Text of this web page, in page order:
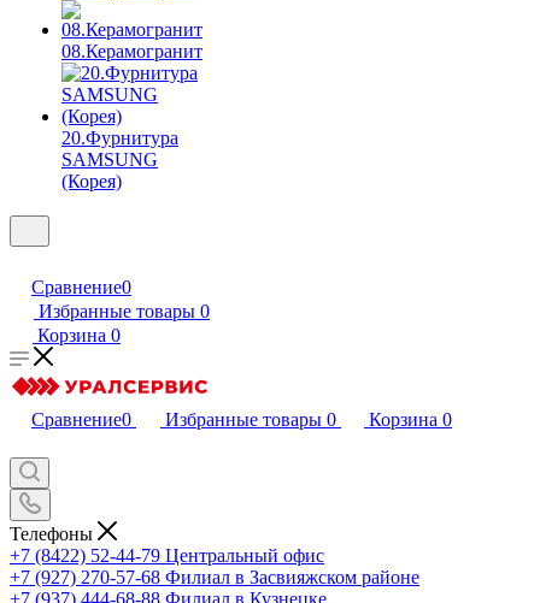
08.Керамогранит
20.Фурнитура
SAMSUNG
(Корея)
Сравнение0
Избранные товары 0
Корзина 0
Сравнение0 Избранные товары 0 Корзина 0
Телефоны
+7 (8422) 52-44-79 Центральный офис
+7 (927) 270-57-68 Филиал в Засвияжском районе
+7 (937) 444-68-88 Филиал в Кузнецке